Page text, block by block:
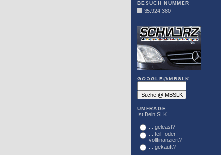
BESUCH NUMMER
35.924.380
GOOGLE@MBSLK
UMFRAGE
Ist Dein SLK ...
... geleast?
... teil- oder
vollfinanziert?
... gekauft?